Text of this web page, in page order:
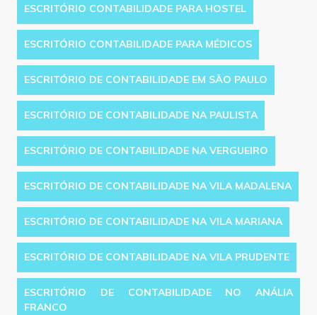
ESCRITÓRIO CONTABILIDADE PARA HOSTEL
ESCRITÓRIO CONTABILIDADE PARA MÉDICOS
ESCRITÓRIO DE CONTABILIDADE EM SÃO PAULO
ESCRITÓRIO DE CONTABILIDADE NA PAULISTA
ESCRITÓRIO DE CONTABILIDADE NA VERGUEIRO
ESCRITÓRIO DE CONTABILIDADE NA VILA MADALENA
ESCRITÓRIO DE CONTABILIDADE NA VILA MARIANA
ESCRITÓRIO DE CONTABILIDADE NA VILA PRUDENTE
ESCRITÓRIO DE CONTABILIDADE NO ANÁLIA
FRANCO